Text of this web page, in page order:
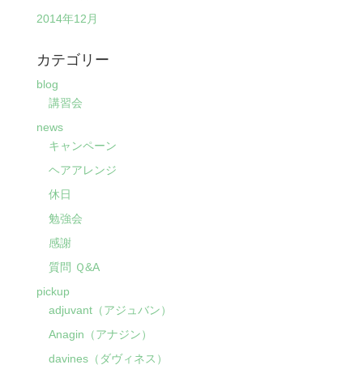
2014年12月
カテゴリー
blog
講習会
news
キャンペーン
ヘアアレンジ
休日
勉強会
感謝
質問 Ｑ&A
pickup
adjuvant（アジュバン）
Anagin（アナジン）
davines（ダヴィネス）